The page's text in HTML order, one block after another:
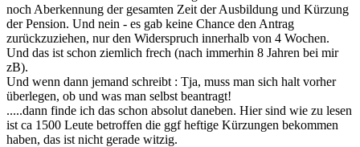
noch Aberkennung der gesamten Zeit der Ausbildung und Kürzung
der Pension. Und nein - es gab keine Chance den Antrag
zurückzuziehen, nur den Widerspruch innerhalb von 4 Wochen.
Und das ist schon ziemlich frech (nach immerhin 8 Jahren bei mir
zB).
Und wenn dann jemand schreibt : Tja, muss man sich halt vorher
überlegen, ob und was man selbst beantragt!
.....dann finde ich das schon absolut daneben. Hier sind wie zu lesen
ist ca 1500 Leute betroffen die ggf heftige Kürzungen bekommen
haben, das ist nicht gerade witzig.